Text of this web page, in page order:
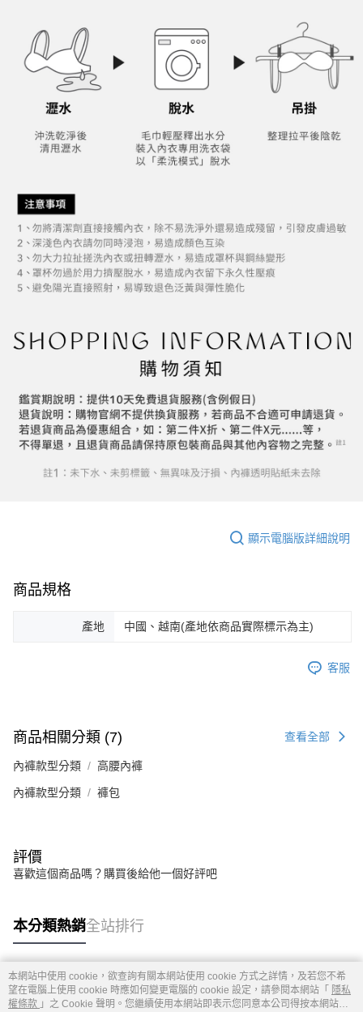
顯示電腦版詳細說明
商品規格
產地 中國、越南(產地依商品實際標示為主)
客服
商品相關分類 (7) 查看全部
內褲款型分類 高腰內褲
內褲款型分類 褲包
評價
喜歡這個商品嗎？購買後給他一個好評吧
本分類熱銷全站排行
熱門標籤
本網站中使用 cookie，欲查詢有關本網站使用 cookie 方式之詳情，及若您不希
望在電腦上使用 cookie 時應如何變更電腦的 cookie 設定，請參閱本網站「 隱私
權條款 」之 Cookie 聲明。您繼續使用本網站即表示您同意本公司得按本網站使